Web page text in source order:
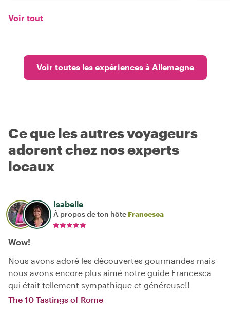
Voir tout
Voir toutes les expériences à Allemagne
Ce que les autres voyageurs
adorent chez nos experts
locaux
Isabelle
À propos de ton hôte Francesca
Wow!
Nous avons adoré les découvertes gourmandes mais
nous avons encore plus aimé notre guide Francesca
qui était tellement sympathique et généreuse!!
The 10 Tastings of Rome